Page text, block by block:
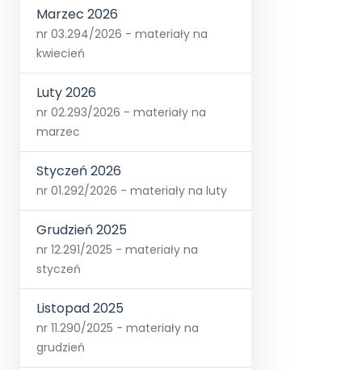
Marzec 2026
nr 03.294/2026 - materiały na
kwiecień
Luty 2026
nr 02.293/2026 - materiały na
marzec
Styczeń 2026
nr 01.292/2026 - materiały na luty
Grudzień 2025
nr 12.291/2025 - materiały na
styczeń
Listopad 2025
nr 11.290/2025 - materiały na
grudzień